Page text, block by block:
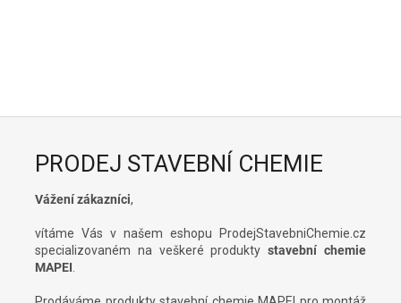
PRODEJ STAVEBNÍ CHEMIE
Vážení zákazníci,
vítáme Vás v našem eshopu ProdejStavebniChemie.cz
specializovaném na veškeré produktystavební chemie
MAPEI